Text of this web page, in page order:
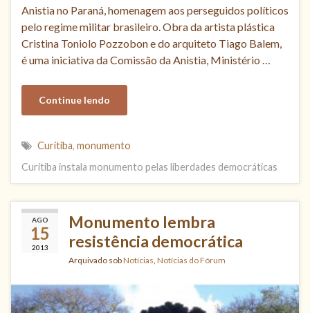
Anistia no Paraná, homenagem aos perseguidos políticos
pelo regime militar brasileiro. Obra da artista plástica
Cristina Toniolo Pozzobon e do arquiteto Tiago Balem,
é uma iniciativa da Comissão da Anistia, Ministério …
Continue lendo
Curitiba, monumento
Curitiba instala monumento pelas liberdades democráticas
AGO
15
2013
Monumento lembra
resistência democrática
Arquivado sobNotícias Notícias do Fórum